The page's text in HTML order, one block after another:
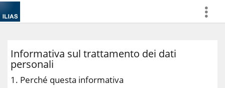
more
Informativa sul trattamento dei dati
personali
1. Perché questa informativa